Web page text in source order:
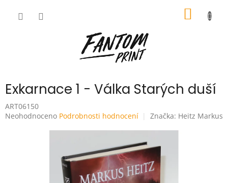
Exkarnace 1 - Válka Starých duší
ART06150
Průměrné
Neohodnoceno Podrobnosti hodnocení Značka: Heitz Markus